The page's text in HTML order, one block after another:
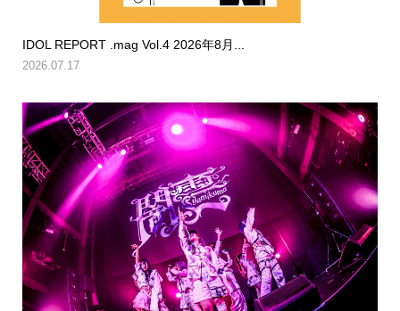
IDOL REPORT .mag Vol.4 2026年8月...
2026.07.17